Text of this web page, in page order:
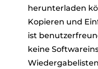
herunterladen
Kopieren und
ist
keine